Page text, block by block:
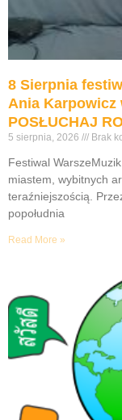
8 Sierpnia
Ania Karpowicz
POSŁUCHAJ
5 sierpnia, 2026 Brak
Festiwal
miastem, wybitnych
teraźniejszością.
popołudnia
Read More »